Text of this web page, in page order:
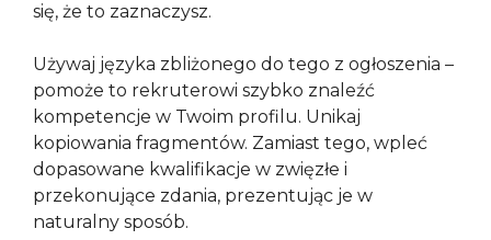
się, że to zaznaczysz.
Używaj języka zbliżonego do tego z ogłoszenia –
pomoże to rekruterowi szybko znaleźć
kompetencje w Twoim profilu. Unikaj
kopiowania fragmentów. Zamiast tego, wpleć
dopasowane kwalifikacje w zwięzłe i
przekonujące zdania, prezentując je w
naturalny sposób.